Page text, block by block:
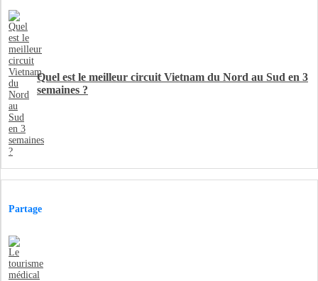
Quel est le meilleur circuit Vietnam du Nord au Sud en 3
semaines ?
Partage